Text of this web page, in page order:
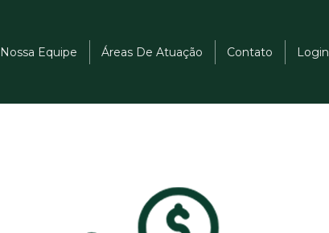
Nossa Equipe Áreas De Atuação Contato Login